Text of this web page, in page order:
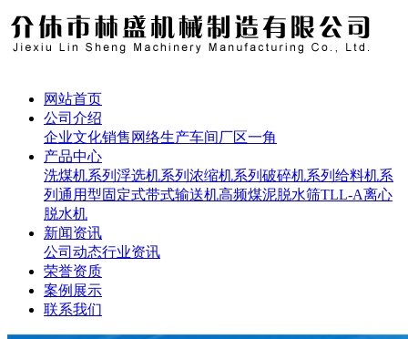
网站首页
公司介绍
企业文化销售网络生产车间厂区一角
产品中心
洗煤机系列 浮选机系列 浓缩机系列 破碎机系列 给料机系
列 通用型固定式带式输送机高频煤泥脱水筛TLL-A离心
脱水机
新闻资讯
公司动态行业资讯
荣誉资质
案例展示
联系我们